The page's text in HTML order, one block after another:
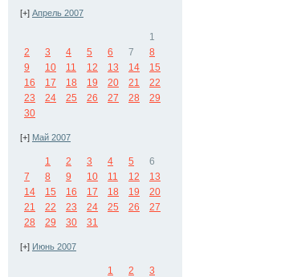
[+] Апрель 2007
1
2
3 4 5 6 7
8
9
10 11 12 13 14
15
16
17 18 19 20 21
22
23
24 25 26 27 28
29
30
[+] Май 2007
1 2 3 4 5
6
7
8 9 10 11 12
13
14
15 16 17 18 19
20
21
22 23 24 25 26
27
28
29 30 31
[+] Июнь 2007
1 2
3